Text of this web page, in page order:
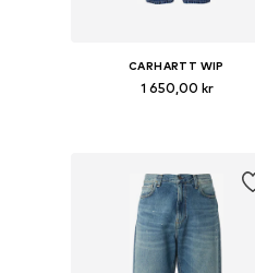
CARHARTT WIP
1 650,00 kr